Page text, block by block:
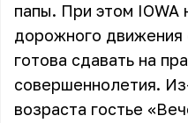
папы. При этом IOWA
дорожного движения
готова сдавать на
совершеннолетия.
возраста гостье